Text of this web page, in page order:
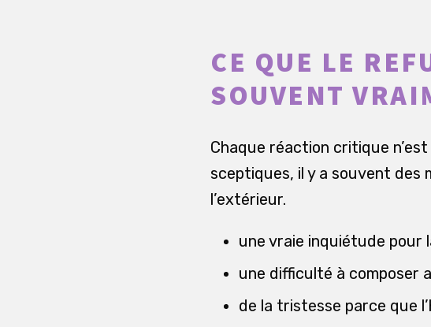
CE QUE LE
SOUVENT
Chaque réaction critique
sceptiques, il y a souvent des
l’extérieur.
une vraie inquiétude
une difficulté à composer
de la tristesse parce que